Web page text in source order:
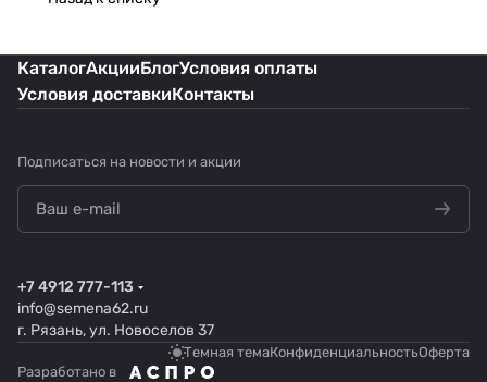
КаталогАкцииБлогУсловия оплаты
Условия доставкиКонтакты
Подписаться на новости и акции
+7 4912 777-113
info@semena62.ru
г. Рязань, ул. Новоселов 37
Темная темаКонфиденциальностьОферта
Разработано в